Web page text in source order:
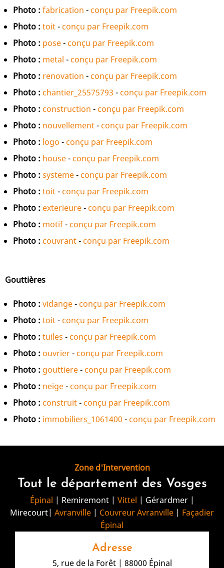
Photo : fabrication - conçu par Freepik.com
Photo : toit- conçu par Freepik.com
Photo : pose- conçu par Freepik.com
Photo : metal - conçu par Freepik.com
Photo : renovation - conçu par Freepik.com
Photo : chantier_25575793 - conçu par Freepik.com
Photo : construction - conçu par Freepik.com
Photo : nouvellement- conçu par Freepik.com
Photo : logo - conçu par Freepik.com
Photo : house- conçu par Freepik.com
Photo : systeme- conçu par Freepik.com
Photo : toit- conçu par Freepik.com
Photo : exterieure- conçu par Freepik.com
Photo : motif- conçu par Freepik.com
Photo : couvrant- conçu par Freepik.com
Gouttières
Photo : vidange- conçu par Freepik.com
Photo : toit- conçu par Freepik.com
Photo : tuiles - conçu par Freepik.com
Photo : ouvrier- conçu par Freepik.com
Photo : gouttiere- conçu par Freepik.com
Photo : neige- conçu par Freepik.com
Photo : construit- conçu par Freepik.com
Photo : immobiliers_1061400 - conçu par Freepik.com
Zone d'Intervention
Tout le département des Vosges
Épinal | Remiremont | Vittel | Gérardmer |
Mirecourt| Avranville | Couvreur Avranville | Façadier
Épinal
Adresse
5, rue de la Forêt | 88000 Épinal